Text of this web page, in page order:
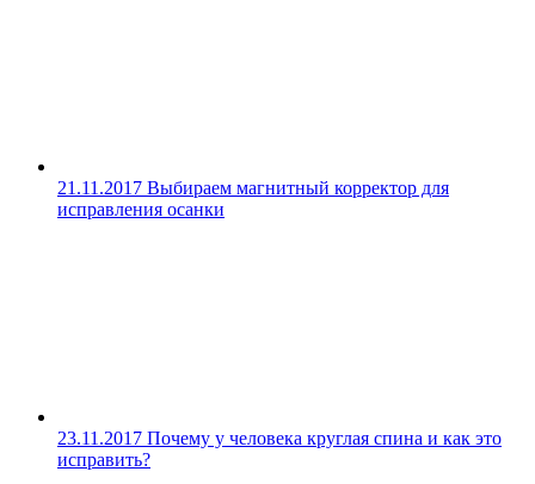
21.11.2017 Выбираем магнитный корректор для
исправления осанки
23.11.2017 Почему у человека круглая спина и как это
исправить?